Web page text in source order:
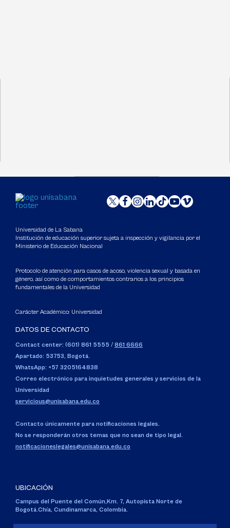
Universidad de La Sabana
Institución de educación superior sujeta a inspección y vigilancia por el
Ministerio de Educación Nacional
Protocolo de atención para casos de acoso, violencia sexual y basada en
género, así como de comportamientos contrarios a los principios
fundamentales de la Universidad
Carácter Académico: Universidad
DATOS DE CONTACTO
Contact center: (601) 861 5555 / 861 6666
Apartado: 53753, Bogotá.
WhatsApp: +57 3205164838
Correo electrónico para inquietudes generales y servicios de la
Universidad
servicious@unisabana.edu.co
Contacto únicamente para notificaciones legales.
No se responderán otros temas que no sean de tipo legal.
notificacioneslegales@unisabana.edu.co
UBICACIÓN
Campus del Puente del Común,Km. 7, Autopista Norte de
Bogotá.Chía, Cundinamarca, Colombia.